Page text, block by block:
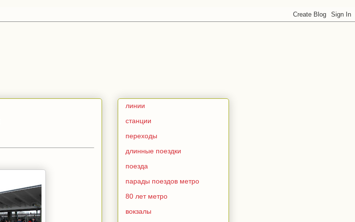
линии
станции
переходы
длинные поездки
поезда
парады поездов метро
80 лет метро
вокзалы